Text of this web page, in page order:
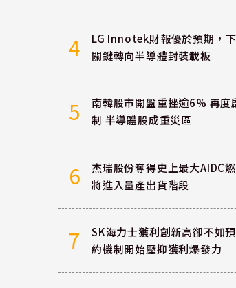
4
LG Innotek財報優於預期，
關鍵轉向半導體封裝載板
5
南韓股市開盤重挫逾6% 再度
制 半導體股成重災區
6
杰瑞股份奪得史上最大AIDC
將進入量產出貨階段
7
SK海力士獲利創新高卻不如
約機制開始壓抑獲利爆發力